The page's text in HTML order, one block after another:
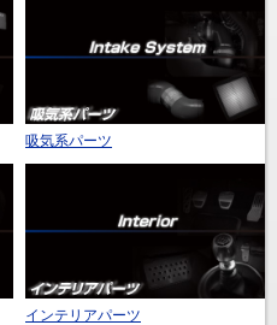
吸気系パーツ
インテリアパーツ